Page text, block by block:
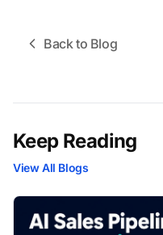
Back to Blog
Keep Reading
View All Blogs